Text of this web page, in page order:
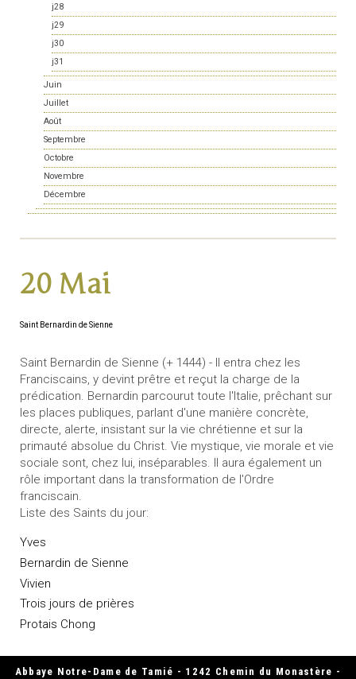
j28
j29
j30
j31
Juin
Juillet
Août
Septembre
Octobre
Novembre
Décembre
20 Mai
Saint Bernardin de Sienne
Saint Bernardin de Sienne (+ 1444) - Il entra chez les
Franciscains, y devint prêtre et reçut la charge de la
prédication. Bernardin parcourut toute l'Italie, prêchant sur
les places publiques, parlant d'une manière concrète,
directe, alerte, insistant sur la vie chrétienne et sur la
primauté absolue du Christ. Vie mystique, vie morale et vie
sociale sont, chez lui, inséparables. Il aura également un
rôle important dans la transformation de l'Ordre
franciscain.
Liste des Saints du jour:
Yves
Bernardin de Sienne
Vivien
Trois jours de prières
Protais Chong
Abbaye Notre-Dame de Tamié - 1242 Chemin du Monastère -